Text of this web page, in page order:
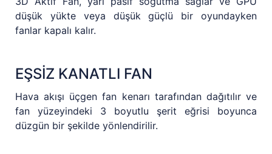
düşük yükte veya düşük güçlü bir oyundayken
fanlar kapalı kalır.
EŞSİZ KANATLI FAN
Hava akışı üçgen fan kenarı tarafından dağıtılır ve
fan yüzeyindeki 3 boyutlu şerit eğrisi boyunca
düzgün bir şekilde yönlendirilir.